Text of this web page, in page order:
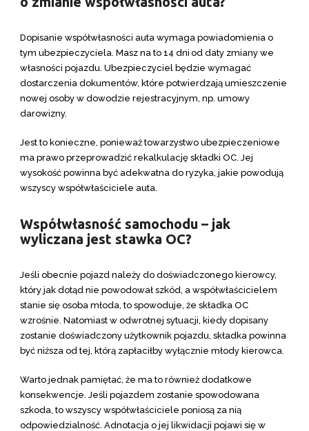
Dopisanie współwłasności auta wymaga powiadomienia o
tym ubezpieczyciela. Masz na to 14 dni od daty zmiany we
własności pojazdu. Ubezpieczyciel będzie wymagać
dostarczenia dokumentów, które potwierdzają umieszczenie
nowej osoby w dowodzie rejestracyjnym, np. umowy
darowizny.
Jest to konieczne, ponieważ towarzystwo ubezpieczeniowe
ma prawo przeprowadzić rekalkulację składki OC. Jej
wysokość powinna być adekwatna do ryzyka, jakie powodują
wszyscy współwłaściciele auta.
Współwłasność samochodu – jak
wyliczana jest stawka OC?
Jeśli obecnie pojazd należy do doświadczonego kierowcy,
który jak dotąd nie powodował szkód, a współwłaścicielem
stanie się osoba młoda, to spowoduje, że składka OC
wzrośnie. Natomiast w odwrotnej sytuacji, kiedy dopisany
zostanie doświadczony użytkownik pojazdu, składka powinna
być niższa od tej, którą zapłaciłby wyłącznie młody kierowca.
Warto jednak pamiętać, że ma to również dodatkowe
konsekwencje. Jeśli pojazdem zostanie spowodowana
szkoda, to wszyscy współwłaściciele poniosą za nią
odpowiedzialność. Adnotacja o jej likwidacji pojawi się w